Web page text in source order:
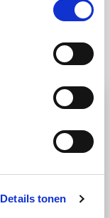
Details tonen